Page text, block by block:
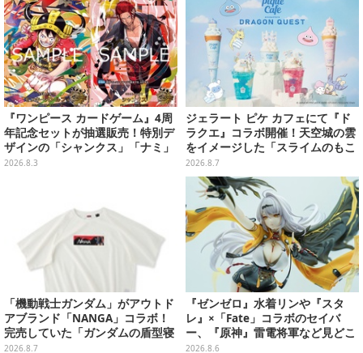
『ワンピース カードゲーム』4周
年記念セットが抽選販売！特別デ
ザインの「シャンクス」「ナミ」
など9枚のプロモカードを収録
2026.8.3
ジェラート ピケ カフェにて『ド
ラクエ』コラボ開催！天空城の雲
をイメージした「スライムのもこ
もこ天空クレープ」などを提供
2026.8.7
「機動戦士ガンダム」がアウトド
アブランド「NANGA」コラボ！
完売していた「ガンダムの盾型寝
袋」も2次受注開始
2026.8.7
『ゼンゼロ』水着リンや『スタ
レ』×「Fate」コラボのセイバ
ー、『原神』雷電将軍など見どこ
ろ満載！「ワンフェス」に出展の
2026.8.6